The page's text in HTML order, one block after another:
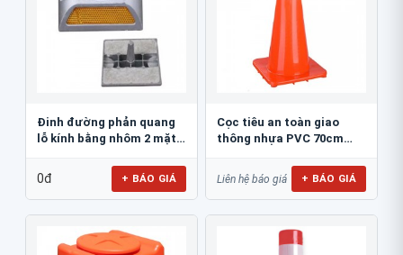
Đinh đường phản quang
lỗ kính bằng nhôm 2 mặt
0đ + BÁO GIÁ
Cọc tiêu an toàn giao
thông nhựa PVC 70cm
Liên hệ báo giá + BÁO GIÁ